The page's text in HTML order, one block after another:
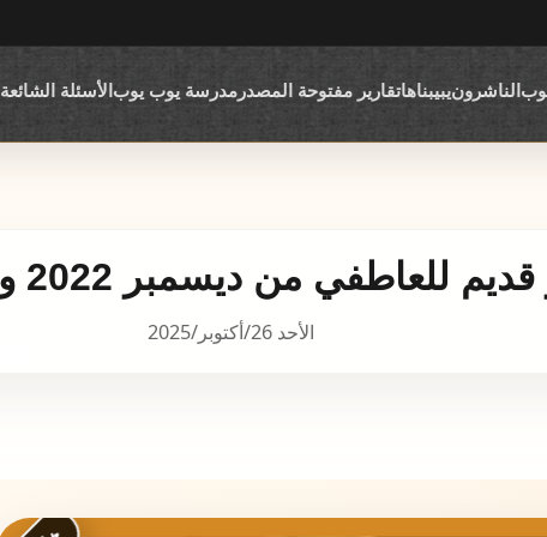
الناشرونيبيبناهاتقارير مفتوحة المصدر مدرسة يوب يوبالأسئلة الشائعة
للعاطفي من ديسمبر 2022 وليس حديثا
الأحد 26/أكتوبر/2025